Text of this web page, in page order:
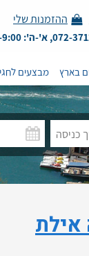
ההזמנות שלי
בארץ מבצעים
אילת